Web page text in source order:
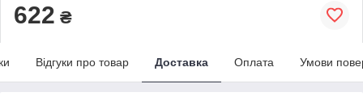
622 ₴
Відгуки про товар Доставка Оплата Умови